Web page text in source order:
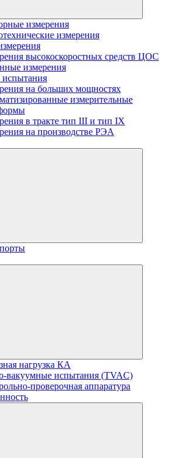
измерения
измерения
высокоскоростных средств ЦОС
измерения
на больших мощностях
измерительные
в тракте тип III и тип IX
на производстве РЭА
нагрузка КА
вакуумные испытания (TVAC)
проверочная аппаратура